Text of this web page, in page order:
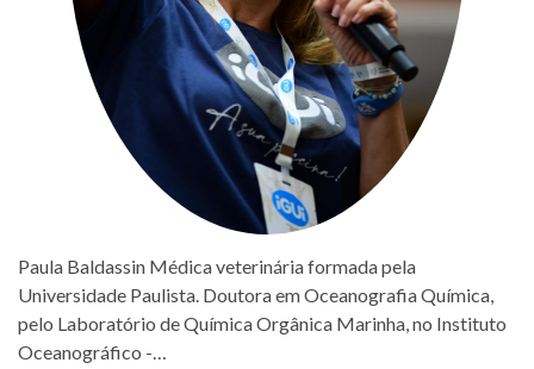
Paula Baldassin Médica veterinária formada pela
Universidade Paulista. Doutora em Oceanografia Química,
pelo Laboratório de Química Orgânica Marinha, no Instituto
Oceanográfico -…